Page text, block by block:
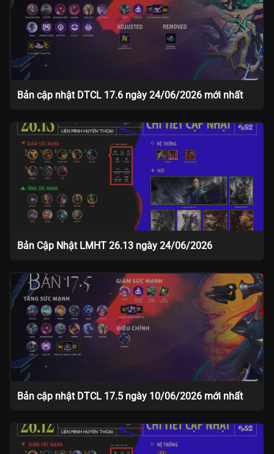
Bản cập nhật DTCL 17.6 ngày 24/06/2026 mới nhất
Bản Cập Nhật LMHT 26.13 ngày 24/06/2026
Bản cập nhật DTCL 17.5 ngày 10/06/2026 mới nhất